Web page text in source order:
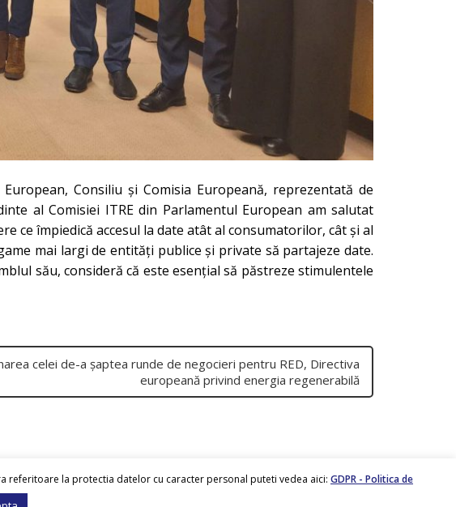
Consiliu și Comisia Europeană, reprezentată de
al Comisiei ITRE din Parlamentul European am salutat
ce împiedică accesul la date atât al consumatorilor, cât și al
mai largi de entități publice și private să partajeze date.
său, consideră că este esențial să păstreze stimulentele
celei de-a șaptea runde de negocieri pentru RED, Directiva
europeană privind energia regenerabilă
referitoare la protectia datelor cu caracter personal puteti vedea aici: GDPR - Politica de